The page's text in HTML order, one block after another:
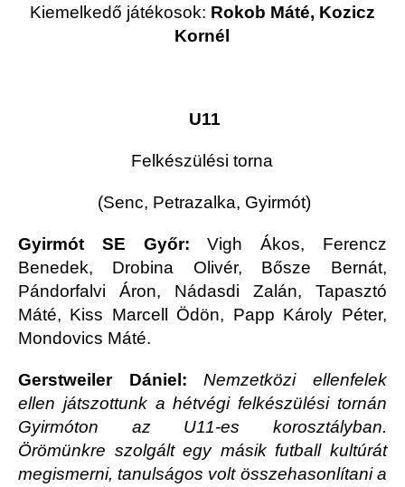
Kiemelkedő játékosok: Rokob Máté, Kozicz
Kornél
U11
Felkészülési torna
(Senc, Petrazalka, Gyirmót)
Gyirmót SE Győr: Vigh Ákos, Ferencz
Benedek, Drobina Olivér, Bősze Bernát,
Pándorfalvi Áron, Nádasdi Zalán, Tapasztó
Máté, Kiss Marcell Ödön, Papp Károly Péter,
Mondovics Máté.
Gerstweiler Dániel:Nemzetközi ellenfelek
ellen játszottunk a hétvégi felkészülési tornán
Gyirmóton az U11-es korosztályban.
Örömünkre szolgált egy másik futball kultúrát
megismerni, tanulságos volt összehasonlítani a